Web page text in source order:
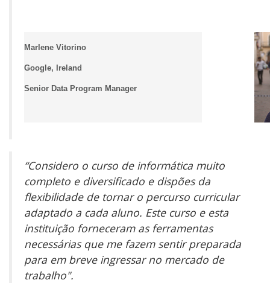
Marlene Vitorino
Google, Ireland
Senior Data Program Manager
“Considero o curso de informática muito
completo e diversificado e dispões da
flexibilidade de tornar o percurso curricular
adaptado a cada aluno. Este curso e esta
instituição forneceram as ferramentas
necessárias que me fazem sentir preparada
para em breve ingressar no mercado de
trabalho".